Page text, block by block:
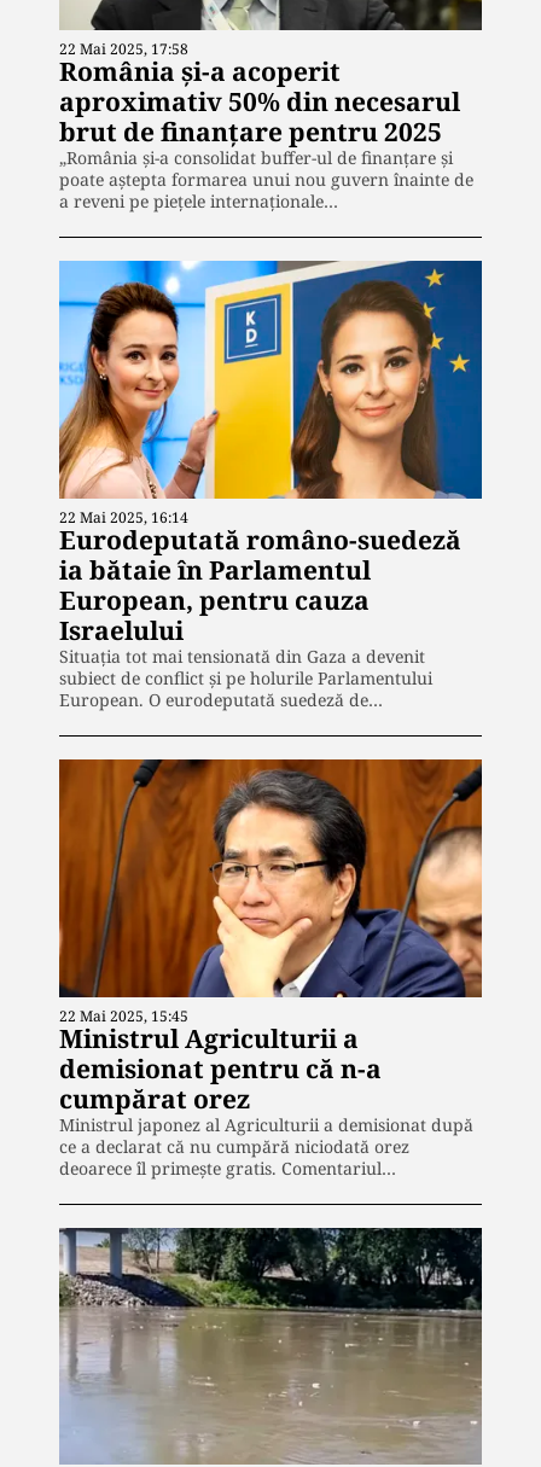
22 Mai 2025, 17:58
România și-a acoperit
aproximativ 50% din necesarul
brut de finanțare pentru 2025
„România și-a consolidat buffer-ul de finanțare și
poate aștepta formarea unui nou guvern înainte de
a reveni pe piețele internaționale…
22 Mai 2025, 16:14
Eurodeputată româno-suedeză
ia bătaie în Parlamentul
European, pentru cauza
Israelului
Situația tot mai tensionată din Gaza a devenit
subiect de conflict și pe holurile Parlamentului
European. O eurodeputată suedeză de…
22 Mai 2025, 15:45
Ministrul Agriculturii a
demisionat pentru că n-a
cumpărat orez
Ministrul japonez al Agriculturii a demisionat după
ce a declarat că nu cumpără niciodată orez
deoarece îl primește gratis. Comentariul…